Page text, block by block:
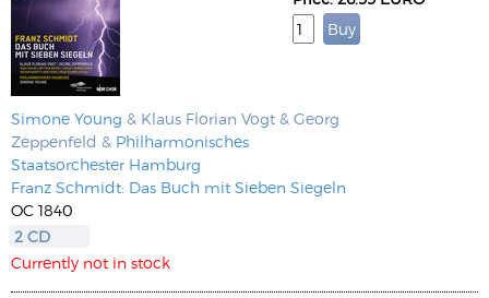
Simone Young & Klaus Florian Vogt & Georg
Zeppenfeld & Philharmonisches
Staatsorchester Hamburg
Franz Schmidt: Das Buch mit Sieben Siegeln
OC 1840
2 CD
Currently not in stock